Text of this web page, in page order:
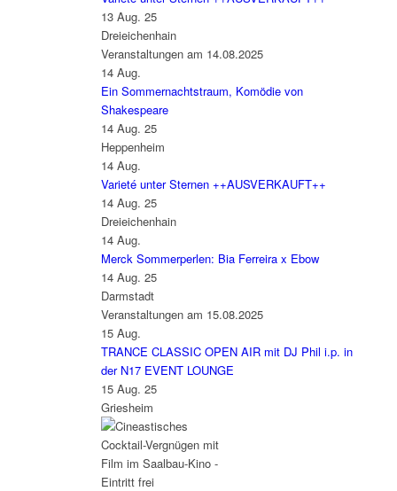
13 Aug. 25
Dreieichenhain
Veranstaltungen am 14.08.2025
14 Aug.
Ein Sommernachtstraum, Komödie von
Shakespeare
14 Aug. 25
Heppenheim
14 Aug.
Varieté unter Sternen ++AUSVERKAUFT++
14 Aug. 25
Dreieichenhain
14 Aug.
Merck Sommerperlen: Bia Ferreira x Ebow
14 Aug. 25
Darmstadt
Veranstaltungen am 15.08.2025
15 Aug.
TRANCE CLASSIC OPEN AIR mit DJ Phil i.p. in
der N17 EVENT LOUNGE
15 Aug. 25
Griesheim